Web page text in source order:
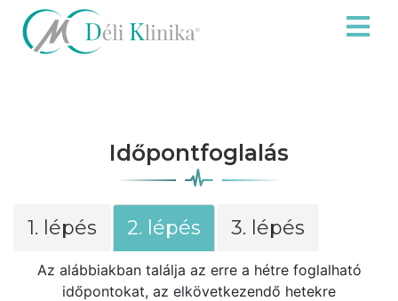
Időpontfoglalás
1. lépés 2. lépés 3. lépés
Az alábbiakban találja az erre a hétre foglalható
időpontokat, az elkövetkezendő hetekre